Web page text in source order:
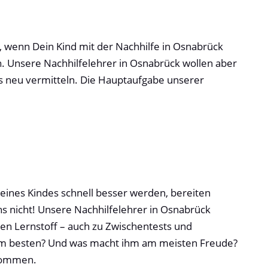
Dein Kind mit der Nachhilfe in Osnabrück
Unsere Nachhilfelehrer in Osnabrück wollen aber
neu vermitteln. Die Hauptaufgabe unserer
Kindes schnell besser werden, bereiten
nicht! Unsere Nachhilfelehrer in Osnabrück
Lernstoff – auch zu Zwischentests und
besten? Und was macht ihm am meisten Freude?